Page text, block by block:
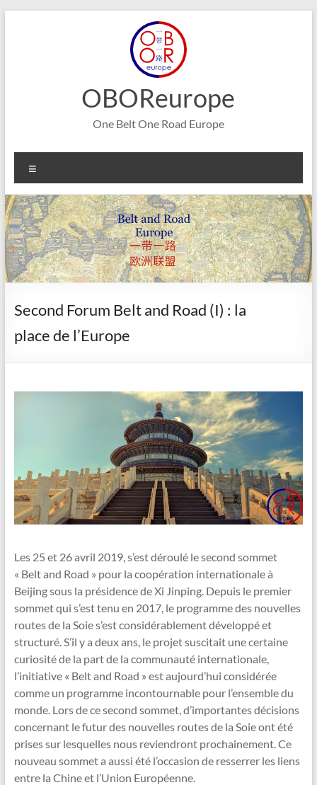
OBOReurope
One Belt One Road Europe
Second Forum Belt and Road (I) : la
place de l’Europe
Les 25 et 26 avril 2019, s’est déroulé le second sommet
« Belt and Road » pour la coopération internationale à
Beijing sous la présidence de Xi Jinping. Depuis le premier
sommet qui s’est tenu en 2017, le programme des nouvelles
routes de la Soie s’est considérablement développé et
structuré. S’il y a deux ans, le projet suscitait une certaine
curiosité de la part de la communauté internationale,
l’initiative « Belt and Road » est aujourd’hui considérée
comme un programme incontournable pour l’ensemble du
monde. Lors de ce second sommet, d’importantes décisions
concernant le futur des nouvelles routes de la Soie ont été
prises sur lesquelles nous reviendront prochainement. Ce
nouveau sommet a aussi été l’occasion de resserrer les liens
entre la Chine et l’Union Européenne.